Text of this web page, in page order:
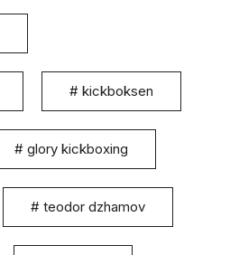
# kickboksen
# glory kickboxing
# teodor dzhamov